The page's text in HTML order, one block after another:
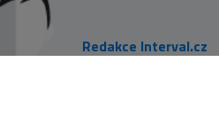
Redakce Interval.cz